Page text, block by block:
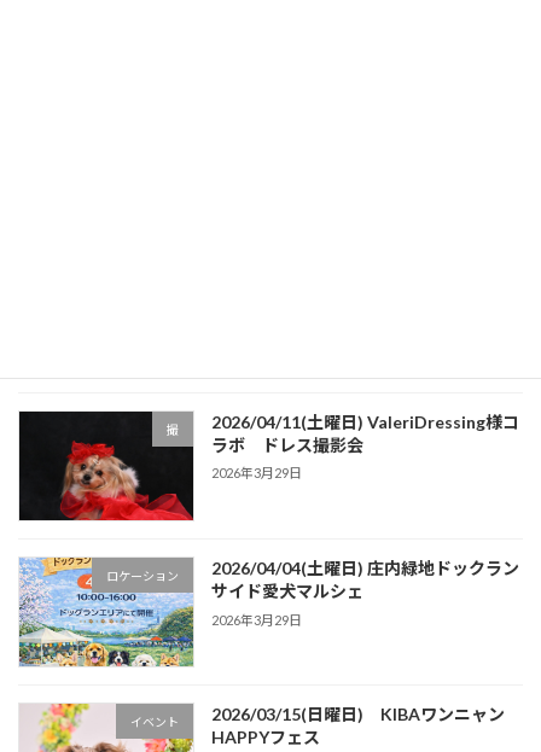
撮
2026/04/11(土曜日) ValeriDressing様コ
ラボ ドレス撮影会
2026年3月29日
ロケーション
2026/04/04(土曜日) 庄内緑地ドックラン
サイド愛犬マルシェ
2026年3月29日
イベント
2026/03/15(日曜日) KIBAワンニャン
HAPPYフェス